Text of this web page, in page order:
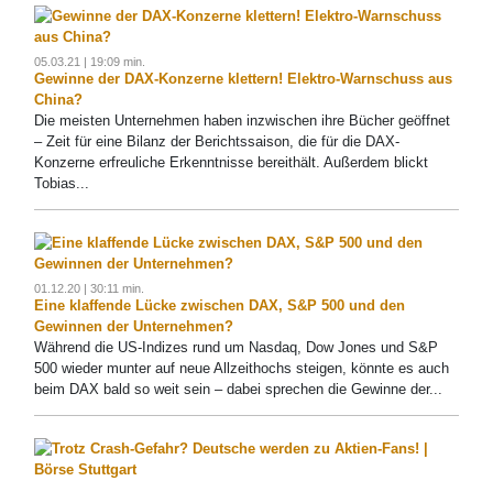
05.03.21 | 19:09 min.
Gewinne der DAX-Konzerne klettern! Elektro-Warnschuss aus
China?
Die meisten Unternehmen haben inzwischen ihre Bücher geöffnet
– Zeit für eine Bilanz der Berichtssaison, die für die DAX-
Konzerne erfreuliche Erkenntnisse bereithält. Außerdem blickt
Tobias...
01.12.20 | 30:11 min.
Eine klaffende Lücke zwischen DAX, S&P 500 und den
Gewinnen der Unternehmen?
Während die US-Indizes rund um Nasdaq, Dow Jones und S&P
500 wieder munter auf neue Allzeithochs steigen, könnte es auch
beim DAX bald so weit sein – dabei sprechen die Gewinne der...